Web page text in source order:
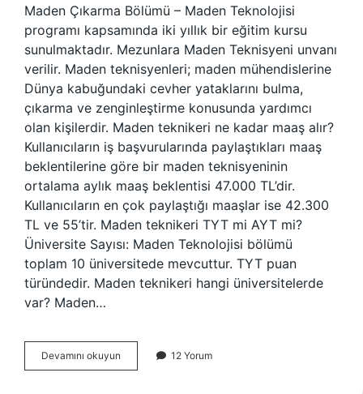
Maden Çıkarma Bölümü – Maden Teknolojisi
programı kapsamında iki yıllık bir eğitim kursu
sunulmaktadır. Mezunlara Maden Teknisyeni unvanı
verilir. Maden teknisyenleri; maden mühendislerine
Dünya kabuğundaki cevher yataklarını bulma,
çıkarma ve zenginleştirme konusunda yardımcı
olan kişilerdir. Maden teknikeri ne kadar maaş alır?
Kullanıcıların iş başvurularında paylaştıkları maaş
beklentilerine göre bir maden teknisyeninin
ortalama aylık maaş beklentisi 47.000 TL’dir.
Kullanıcıların en çok paylaştığı maaşlar ise 42.300
TL ve 55’tir. Maden teknikeri TYT mi AYT mi?
Üniversite Sayısı: Maden Teknolojisi bölümü
toplam 10 üniversitede mevcuttur. TYT puan
türündedir. Maden teknikeri hangi üniversitelerde
var? Maden…
Devamını okuyun
Teknikeri
12 Yorum